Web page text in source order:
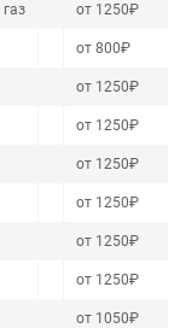
от 1250₽
от 800₽
от 1250₽
от 1250₽
от 1250₽
от 1250₽
от 1250₽
от 1250₽
от 1050₽